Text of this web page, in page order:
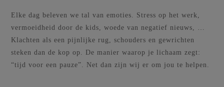
Elke dag beleven we tal van emoties. Stress op het werk,
vermoeidheid door de kids, woede van negatief nieuws, …
Klachten als een pijnlijke rug, schouders en gewrichten
steken dan de kop op. De manier waarop je lichaam zegt:
“tijd voor een pauze”. Net dan zijn wij er om jou te helpen.